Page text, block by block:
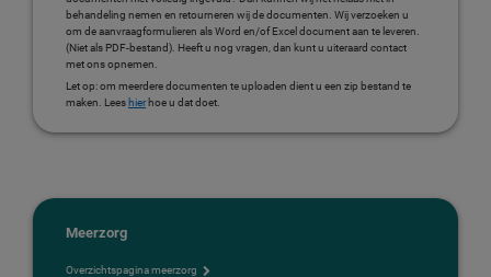
behandeling nemen en retourneren wij de documenten. Wij verzoeken u
om de aanvraagformulieren als Word en/of Excel document aan te leveren.
(Niet als PDF-bestand). Heeft u nog vragen, dan kunt u uiteraard contact
met ons opnemen.
Let op: om meerdere documenten te uploaden dient u een zip bestand te
maken. Lees hierhoe u dat doet.
Meerzorg
Overzichtspagina meerzorg